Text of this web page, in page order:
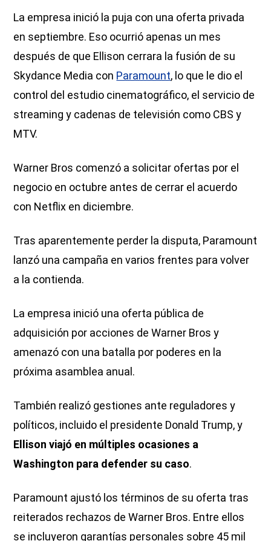
La empresa inició la puja con una oferta privada
en septiembre. Eso ocurrió apenas un mes
después de que Ellison cerrara la fusión de su
Skydance Media con Paramount, lo que le dio el
control del estudio cinematográfico, el servicio de
streaming y cadenas de televisión como CBS y
MTV.
Warner Bros comenzó a solicitar ofertas por el
negocio en octubre antes de cerrar el acuerdo
con Netflix en diciembre.
Tras aparentemente perder la disputa, Paramount
lanzó una campaña en varios frentes para volver
a la contienda.
La empresa inició una oferta pública de
adquisición por acciones de Warner Bros y
amenazó con una batalla por poderes en la
próxima asamblea anual.
También realizó gestiones ante reguladores y
políticos, incluido el presidente Donald Trump, y
Ellison viajó en múltiples ocasiones a
Washington para defender su caso.
Paramount ajustó los términos de su oferta tras
reiterados rechazos de Warner Bros. Entre ellos
se incluyeron garantías personales sobre 45 mil